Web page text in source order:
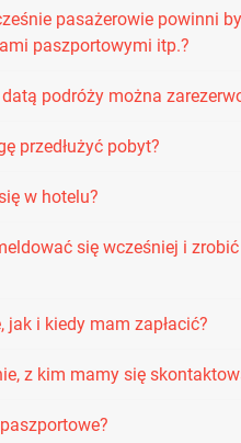
pasażerowie powinni
paszportowymi itp.?
podróży można
przedłużyć pobyt?
w hotelu?
się wcześniej i
jak i kiedy mam zapłacić?
z kim mamy się